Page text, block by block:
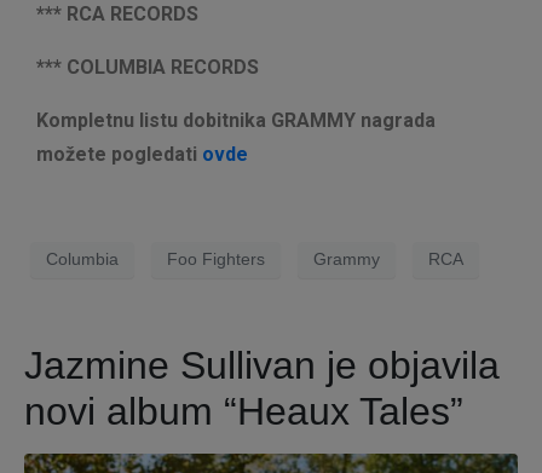
*** RCA RECORDS
*** COLUMBIA RECORDS
Kompletnu listu dobitnika GRAMMY nagrada
možete pogledati ovde
Columbia Foo Fighters Grammy RCA
Jazmine Sullivan je objavila
novi album “Heaux Tales”